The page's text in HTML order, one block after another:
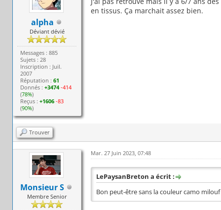
alpha
Déviant dévié
Messages : 885
Sujets : 28
Inscription : Juil.
2007
Réputation :61
Donnés :+3474 -414
(78%)
Reçus :+1606 -83
(90%)
en tissus. Ça marchait assez bien.
Trouver
Monsieur S
Membre Senior
Mar. 27 Juin 2023, 07:48
LePaysanBreton a écrit :
Bon peut-être sans la couleur camo